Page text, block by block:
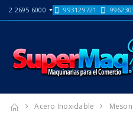
2 2695 6000 993129721
Acero Inoxidable